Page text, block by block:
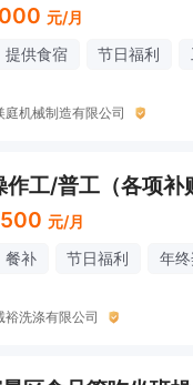
元/月
提供食宿 节日福利
庭机械制造有限公司
工/普工（各项补
元/月
餐补 节日福利 年
裕洗涤有限公司